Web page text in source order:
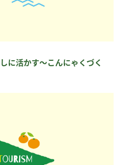
に活かす～こんにゃくづく